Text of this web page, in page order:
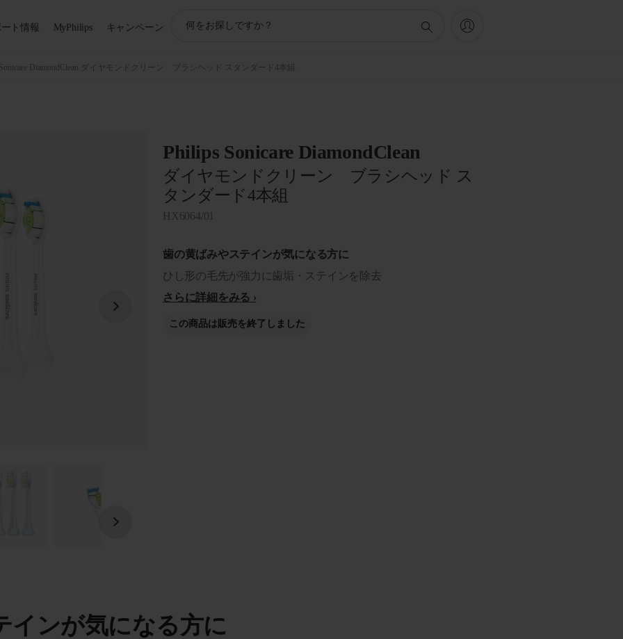
ト情報 MyPhilips キャンペーン
索
DiamondClean ダイヤモンドクリーン ブラシヘッド スタンダード4本組
Philips Sonicare DiamondClean
ダイヤモンドクリーン ブラシヘッド ス
タンダード4本組
HX6064/01
歯の黄ばみやステインが気になる方に
ひし形の毛先が強力に歯垢・ステインを除去
さらに詳細をみる
この商品は販売を終了しました
インが気になる方に